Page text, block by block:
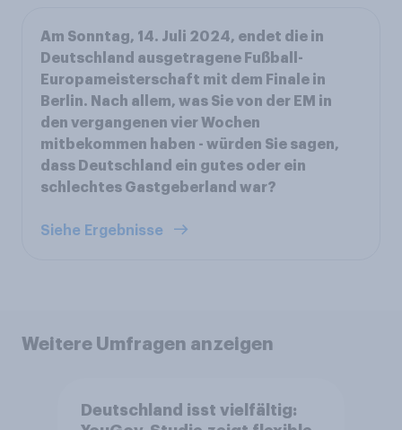
Am Sonntag, 14. Juli 2024, endet die in
Deutschland ausgetragene Fußball-
Europameisterschaft mit dem Finale in
Berlin. Nach allem, was Sie von der EM in
den vergangenen vier Wochen
mitbekommen haben - würden Sie sagen,
dass Deutschland ein gutes oder ein
schlechtes Gastgeberland war?
Siehe Ergebnisse
Weitere Umfragen anzeigen
Deutschland isst vielfältig: